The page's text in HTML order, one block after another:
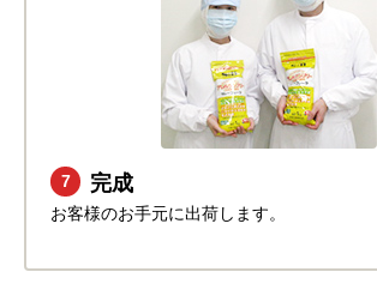
7 完成
お客様のお手元に出荷します。